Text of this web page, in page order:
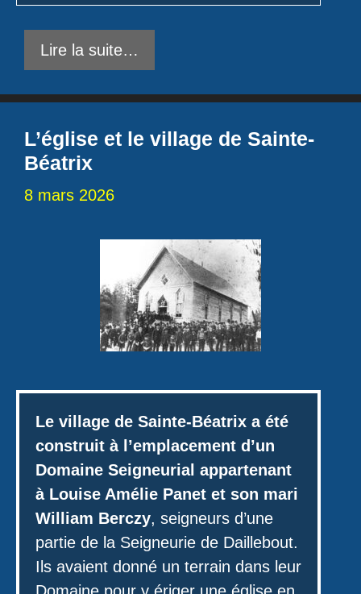
Lire la suite…
L’église et le village de Sainte-
Béatrix
8 mars 2026
Le village de Sainte-Béatrix a été
construit à l’emplacement d’un
Domaine Seigneurial appartenant
à Louise Amélie Panet et son mari
William Berczy, seigneurs d’une
partie de la Seigneurie de Daillebout.
Ils avaient donné un terrain dans leur